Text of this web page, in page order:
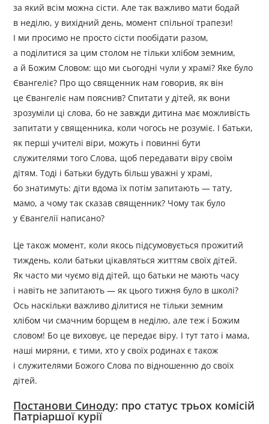
за який всім можна сісти. Але так важливо мати бодай
в неділю, у вихідний день, момент спільної трапези!
І ми просимо не просто сісти пообідати разом,
а поділитися за цим столом не тільки хлібом земним,
а й Божим Словом: що ми сьогодні чули у храмі? Яке було
Євангеліє? Про що священник нам говорив, як він
це Євангеліє нам пояснив? Спитати у дітей, як вони
зрозуміли ці слова, бо не завжди дитина має можливість
запитати у священника, коли чогось не розуміє. І батьки,
як перші учителі віри, можуть і повинні бути
служителями того Слова, щоб передавати віру своїм
дітям. Тоді і батьки будуть більш уважні у храмі,
бо знатимуть: діти вдома їх потім запитають — тату,
мамо, а чому так сказав священник? Чому так було
у Євангелії написано?
Це також момент, коли якось підсумовується прожитий
тиждень, коли батьки цікавляться життям своїх дітей.
Як часто ми чуємо від дітей, що батьки не мають часу
і навіть не запитають — як цього тижня було в школі?
Ось наскільки важливо ділитися не тільки земним
хлібом чи смачним борщем в неділю, але теж і Божим
словом! Бо це виховує, це передає віру. І тут тато і мама,
наші миряни, є тими, хто у своїх родинах є також
і служителями Божого Слова по відношенню до своїх
дітей.
Постанови Синоду: про статус трьох комісій
Патріаршої курії